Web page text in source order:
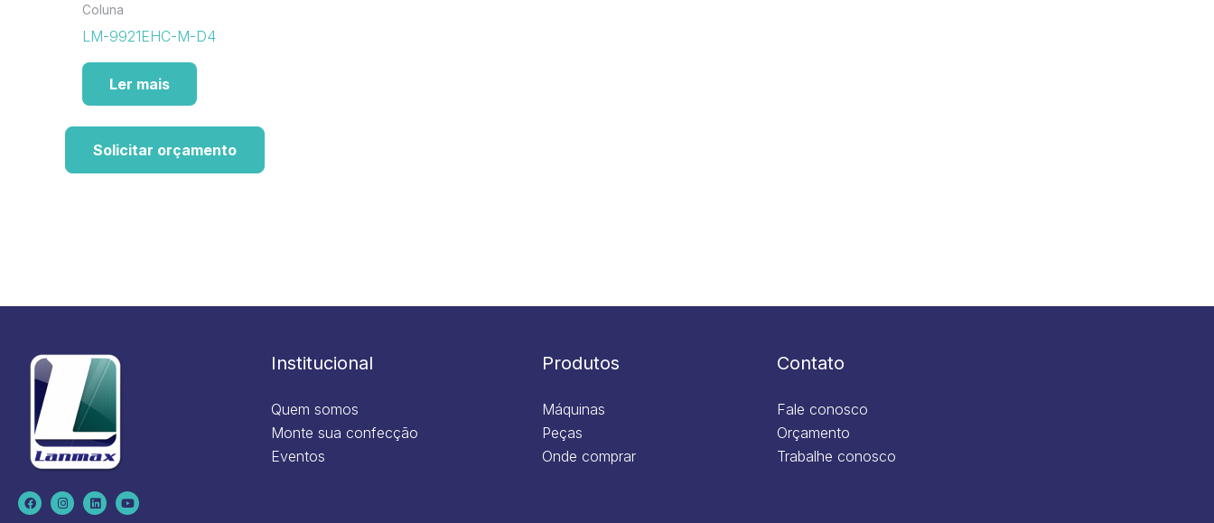
Coluna
LM-9921EHC-M-D4
Ler mais
Solicitar orçamento
F
a
c
I
n
s
L
i
n
Y
o
u
Institucional
Quem somos
Monte sua confecção
Eventos
Produtos
Máquinas
Peças
Onde comprar
Contato
Fale conosco
Orçamento
Trabalhe conosco